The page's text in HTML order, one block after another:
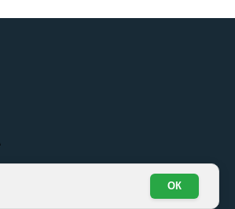
ОК